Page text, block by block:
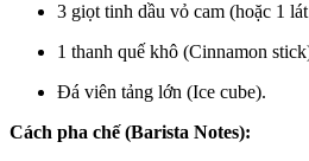
3 giọt tinh dầu vỏ cam (hoặc 1
1 thanh quế khô (Cinnamon
Đá viên tảng lớn (Ice cube).
Cách pha chế (Barista Notes):